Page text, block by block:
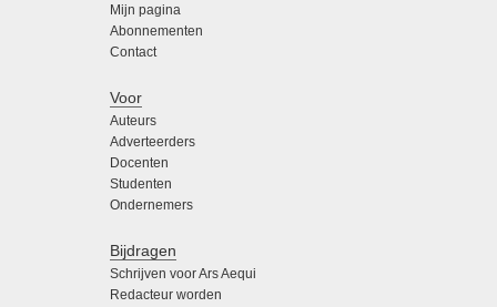
Mijn pagina
Abonnementen
Contact
Voor
Auteurs
Adverteerders
Docenten
Studenten
Ondernemers
Bijdragen
Schrijven voor Ars Aequi
Redacteur worden